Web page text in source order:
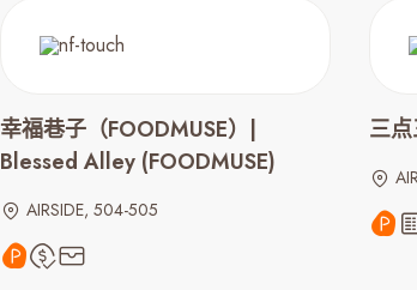
幸福巷子（FOODMUSE）|
Blessed Alley (FOODMUSE)
AIRSIDE, 504-505
三